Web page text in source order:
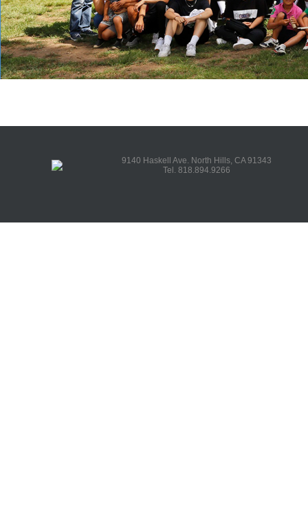
9140 Haskell Ave. North Hills, CA 91343
Tel. 818.894.9266